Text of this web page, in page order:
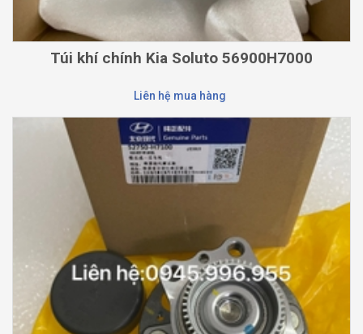
Túi khí chính Kia Soluto 56900H7000
Liên hệ mua hàng